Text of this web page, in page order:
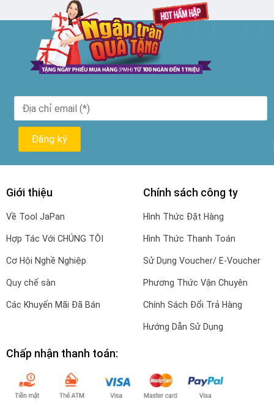
Giới thiệu
Về Tool JaPan
Hợp Tác Với CHÚNG TÔI
Cơ Hội Nghề Nghiệp
Quy chế sàn
Các Khuyến Mãi Đã Bán
Chính sách công ty
Hình Thức Đặt Hàng
Hình Thức Thanh Toán
Sử Dụng Voucher/ E-Voucher
Phương Thức Vận Chuyên
Chính Sách Đổi Trả Hàng
Hướng Dẫn Sử Dụng
Chấp nhận thanh toán: